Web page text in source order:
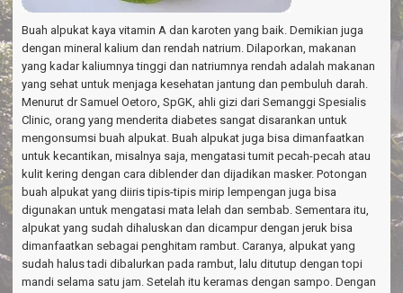
Buah alpukat kaya vitamin A dan karoten yang baik. Demikian juga
dengan mineral kalium dan rendah natrium. Dilaporkan, makanan
yang kadar kaliumnya tinggi dan natriumnya rendah adalah makanan
yang sehat untuk menjaga kesehatan jantung dan pembuluh darah.
Menurut dr Samuel Oetoro, SpGK, ahli gizi dari Semanggi Spesialis
Clinic, orang yang menderita diabetes sangat disarankan untuk
mengonsumsi buah alpukat. Buah alpukat juga bisa dimanfaatkan
untuk kecantikan, misalnya saja, mengatasi tumit pecah-pecah atau
kulit kering dengan cara diblender dan dijadikan masker. Potongan
buah alpukat yang diiris tipis-tipis mirip lempengan juga bisa
digunakan untuk mengatasi mata lelah dan sembab. Sementara itu,
alpukat yang sudah dihaluskan dan dicampur dengan jeruk bisa
dimanfaatkan sebagai penghitam rambut. Caranya, alpukat yang
sudah halus tadi dibalurkan pada rambut, lalu ditutup dengan topi
mandi selama satu jam. Setelah itu keramas dengan sampo. Dengan